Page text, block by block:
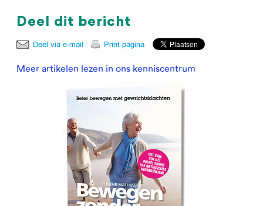
Deel dit bericht
Meer artikelen lezen in ons kenniscentrum